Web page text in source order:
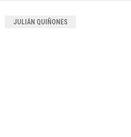
JULIÁN QUIÑONES